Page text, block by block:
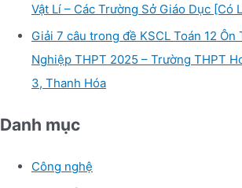
Vật Lí – Các Trường Sở Giáo Dục [Có
Giải 7 câu trong đề KSCL Toán 12 Ôn
Nghiệp THPT 2025 – Trường THPT
3, Thanh Hóa
Danh mục
Công nghệ